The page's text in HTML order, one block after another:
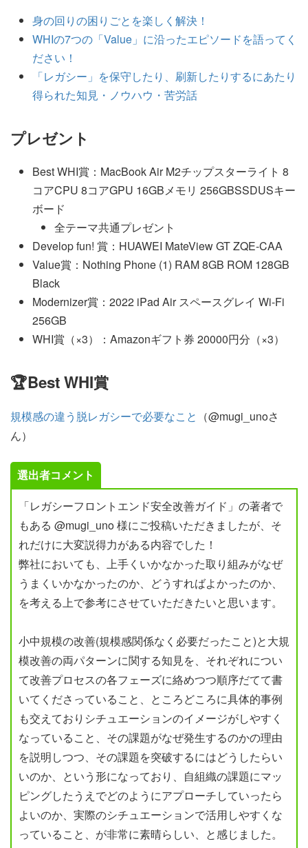
身の回りの困りごとを楽しく解決！
WHIの7つの「Value」に沿ったエピソードを語ってく
ださい！
「レガシー」を保守したり、刷新したりするにあたり
得られた知見・ノウハウ・苦労話
プレゼント
Best WHI賞：MacBook Air M2チップスターライト 8
コアCPU 8コアGPU 16GBメモリ 256GBSSDUSキー
ボード
全テーマ共通プレゼント
Develop fun! 賞：HUAWEI MateView GT ZQE-CAA
Value賞：Nothing Phone (1) RAM 8GB ROM 128GB
Black
Modernizer賞：2022 iPad Air スペースグレイ Wi-Fi
256GB
WHI賞（×3）：Amazonギフト券 20000円分（×3）
🏆Best WHI賞
規模感の違う脱レガシーで必要なこと （@mugi_unoさ
ん）
選出者コメント
「レガシーフロントエンド安全改善ガイド」の著者で
もある @mugi_uno 様にご投稿いただきましたが、そ
れだけに大変説得力がある内容でした！
弊社においても、上手くいかなかった取り組みがなぜ
うまくいかなかったのか、どうすればよかったのか、
を考える上で参考にさせていただきたいと思います。
小中規模の改善(規模感関係なく必要だったこと)と大規
模改善の両パターンに関する知見を、それぞれについ
て改善プロセスの各フェーズに絡めつつ順序だてて書
いてくださっていること、ところどころに具体的事例
も交えておりシチュエーションのイメージがしやすく
なっていること、その課題がなぜ発生するのかの理由
を説明しつつ、その課題を突破するにはどうしたらい
いのか、という形になっており、自組織の課題にマッ
ピングしたうえでどのようにアプローチしていったら
よいのか、実際のシチュエーションで活用しやすくな
っていること、が非常に素晴らしい、と感じました。